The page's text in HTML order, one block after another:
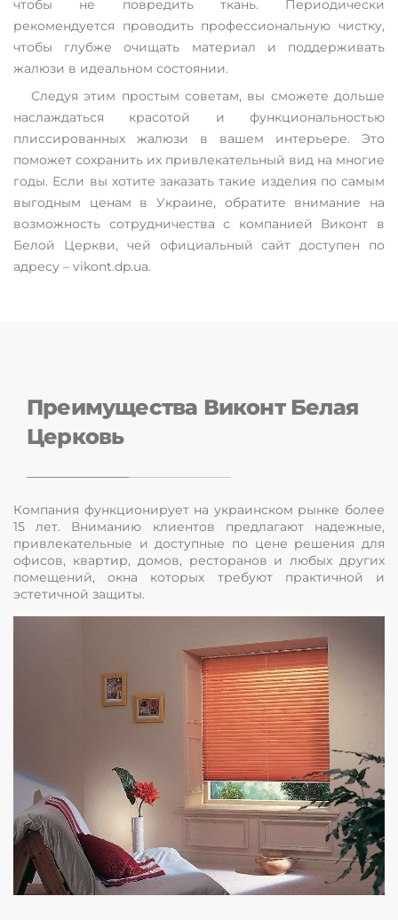
чтобы не повредить ткань. Периодически
рекомендуется проводить профессиональную чистку,
чтобы глубже очищать материал и поддерживать
жалюзи в идеальном состоянии.
Следуя этим простым советам, вы сможете дольше
наслаждаться красотой и функциональностью
плиссированных жалюзи в вашем интерьере. Это
поможет сохранить их привлекательный вид на многие
годы. Если вы хотите заказать такие изделия по самым
выгодным ценам в Украине, обратите внимание на
возможность сотрудничества с компанией Виконт в
Белой Церкви, чей официальный сайт доступен по
адресу – vikont.dp.ua.
Преимущества Виконт Белая
Церковь
Компания функционирует на украинском рынке более
15 лет. Вниманию клиентов предлагают надежные,
привлекательные и доступные по цене решения для
офисов, квартир, домов, ресторанов и любых других
помещений, окна которых требуют практичной и
эстетичной защиты.